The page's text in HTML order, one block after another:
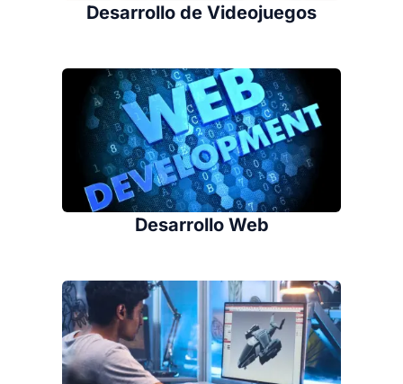
Desarrollo de Videojuegos
Desarrollo Web